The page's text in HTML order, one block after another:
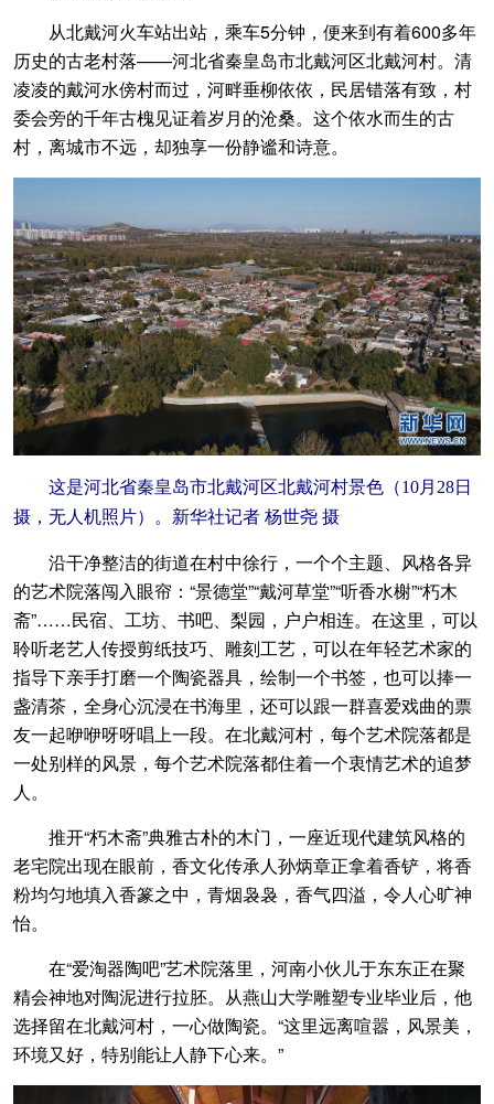
从北戴河火车站出站，乘车5分钟，便来到有着600多年
历史的古老村落——河北省秦皇岛市北戴河区北戴河村。清
凌凌的戴河水傍村而过，河畔垂柳依依，民居错落有致，村
委会旁的千年古槐见证着岁月的沧桑。这个依水而生的古
村，离城市不远，却独享一份静谧和诗意。
这是河北省秦皇岛市北戴河区北戴河村景色（10月28日
摄，无人机照片）。新华社记者 杨世尧 摄
沿干净整洁的街道在村中徐行，一个个主题、风格各异
的艺术院落闯入眼帘：“景德堂”“戴河草堂”“听香水榭”“朽木
斋”……民宿、工坊、书吧、梨园，户户相连。在这里，可以
聆听老艺人传授剪纸技巧、雕刻工艺，可以在年轻艺术家的
指导下亲手打磨一个陶瓷器具，绘制一个书签，也可以捧一
盏清茶，全身心沉浸在书海里，还可以跟一群喜爱戏曲的票
友一起咿咿呀呀唱上一段。在北戴河村，每个艺术院落都是
一处别样的风景，每个艺术院落都住着一个衷情艺术的追梦
人。
推开“朽木斋”典雅古朴的木门，一座近现代建筑风格的
老宅院出现在眼前，香文化传承人孙炳章正拿着香铲，将香
粉均匀地填入香篆之中，青烟袅袅，香气四溢，令人心旷神
怡。
在“爱淘器陶吧”艺术院落里，河南小伙儿于东东正在聚
精会神地对陶泥进行拉胚。从燕山大学雕塑专业毕业后，他
选择留在北戴河村，一心做陶瓷。“这里远离喧嚣，风景美，
环境又好，特别能让人静下心来。”